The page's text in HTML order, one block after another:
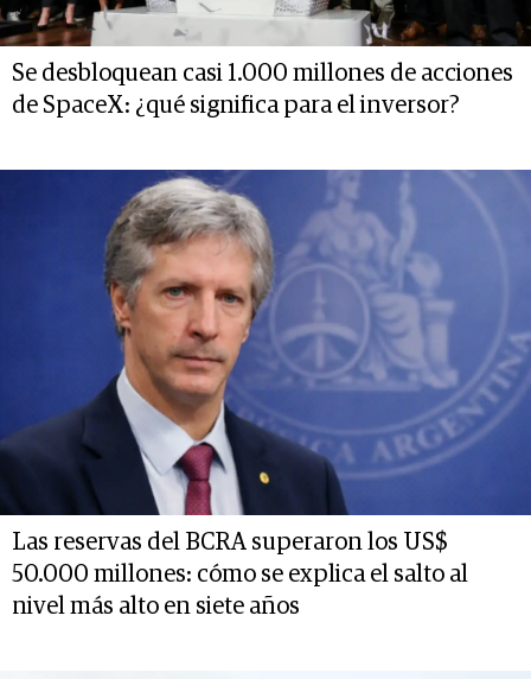
Se desbloquean casi 1.000 millones de acciones
de SpaceX: ¿qué significa para el inversor?
Las reservas del BCRA superaron los US$
50.000 millones: cómo se explica el salto al
nivel más alto en siete años